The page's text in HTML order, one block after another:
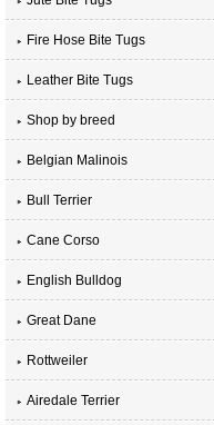
Fire Hose Bite Tugs
Leather Bite Tugs
Shop by breed
Belgian Malinois
Bull Terrier
Cane Corso
English Bulldog
Great Dane
Rottweiler
Airedale Terrier